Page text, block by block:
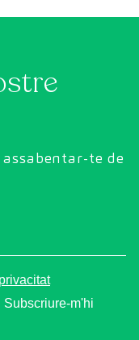
la
vascular i el
te de
Subscriure-m'hi